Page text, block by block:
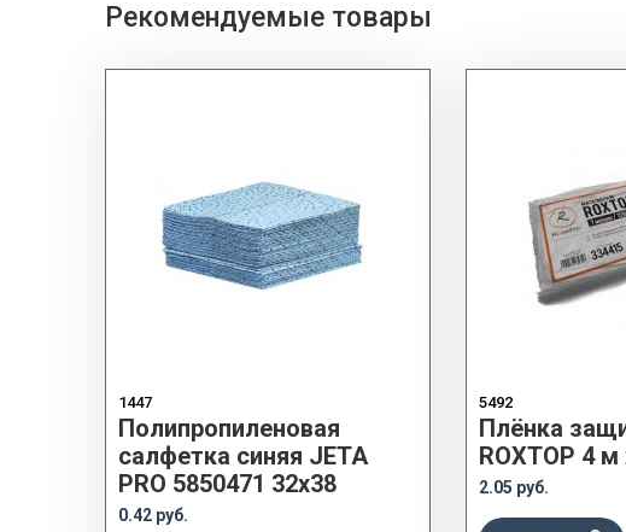
Рекомендуемые товары
1447
Полипропиленовая
салфетка синяя JETA
PRO 5850471 32х38
0.42 руб.
5492
Плёнка
ROXTOP 4
2.05 руб.